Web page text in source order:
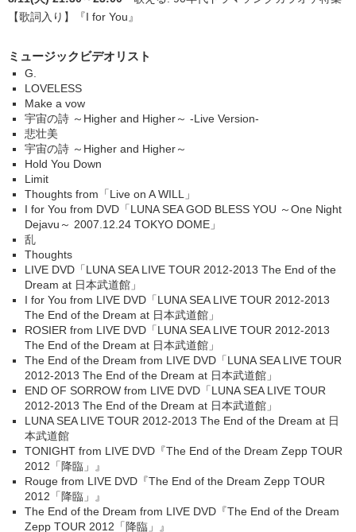
【歌詞入り】
『I for You』
ミュージックビデオリスト
G.
LOVELESS
Make a vow
宇宙の詩 ～Higher and Higher～ -Live Version-
悲壮美
宇宙の詩 ～Higher and Higher～
Hold You Down
Limit
Thoughts from「Live on A WILL」
I for You from DVD「LUNA SEA GOD BLESS YOU ～One Night
Dejavu～ 2007.12.24 TOKYO DOME」
乱
Thoughts
LIVE DVD「LUNA SEA LIVE TOUR 2012-2013 The End of the
Dream at 日本武道館」
I for You from LIVE DVD「LUNA SEA LIVE TOUR 2012-2013
The End of the Dream at 日本武道館」
ROSIER from LIVE DVD「LUNA SEA LIVE TOUR 2012-2013
The End of the Dream at 日本武道館」
The End of the Dream from LIVE DVD「LUNA SEA LIVE TOUR
2012-2013 The End of the Dream at 日本武道館」
END OF SORROW from LIVE DVD「LUNA SEA LIVE TOUR
2012-2013 The End of the Dream at 日本武道館」
LUNA SEA LIVE TOUR 2012-2013 The End of the Dream at 日
本武道館
TONIGHT from LIVE DVD『The End of the Dream Zepp TOUR
2012「降臨」』
Rouge from LIVE DVD『The End of the Dream Zepp TOUR
2012「降臨」』
The End of the Dream from LIVE DVD『The End of the Dream
Zepp TOUR 2012「降臨」』